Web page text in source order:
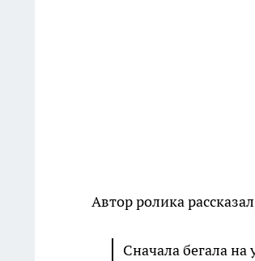
Автор ролика
Сначала бегала